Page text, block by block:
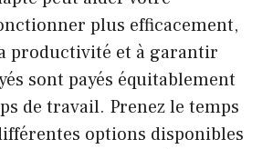
plus efficacement,
productivité et à garantir
sont payés équitablement
de travail. Prenez le temps
options disponibles